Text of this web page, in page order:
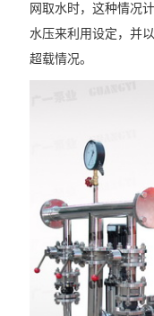
网取水时，这种情况
水压来利用设定，并
超载情况。